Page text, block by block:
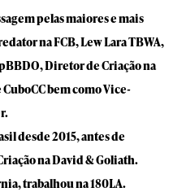
pelas maiores e mais
na FCB, Lew Lara TBWA,
Diretor de Criação na
bem como Vice-
desde 2015, antes de
na David & Goliath.
trabalhou na 180LA.